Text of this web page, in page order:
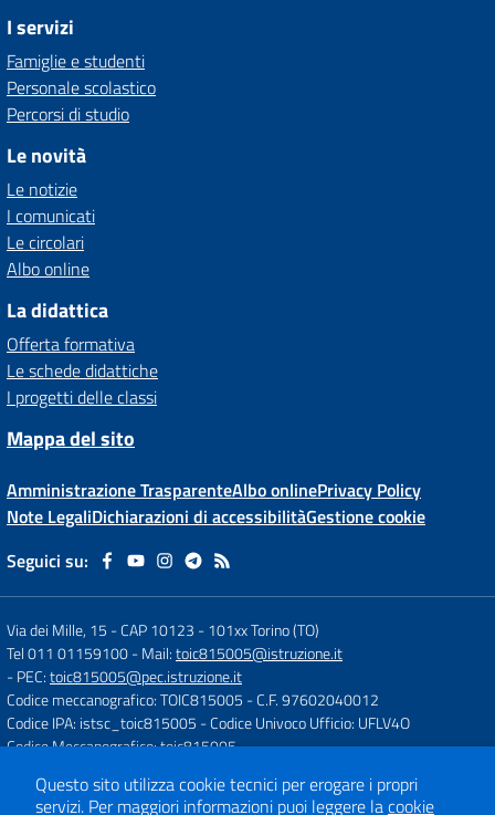
I servizi
Famiglie e studenti
Personale scolastico
Percorsi di studio
Le novità
Le notizie
I comunicati
Le circolari
Albo online
La didattica
Offerta formativa
Le schede didattiche
I progetti delle classi
Mappa del sito
Amministrazione TrasparenteAlbo onlinePrivacy Policy
Note LegaliDichiarazioni di accessibilitàGestione cookie
Seguici su:
Via dei Mille, 15 - CAP 10123 -101xx Torino (TO)
Tel 011 01159100- Mail:toic815005@istruzione.it
- PEC:toic815005@pec.istruzione.it
Codice meccanografico: TOIC815005 - C.F. 97602040012
Codice IPA: istsc_toic815005 - Codice Univoco Ufficio: UFLV4O
Codice Meccanografico: toic815005
Questo sito utilizza cookie tecnici per erogare i propri
servizi. Per maggiori informazioni puoi leggere lacookie